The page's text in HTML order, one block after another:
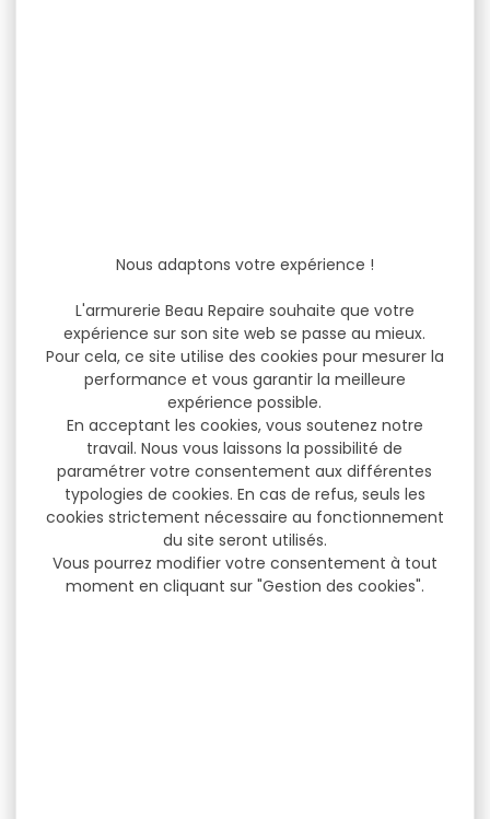
Nous adaptons votre expérience !
L'armurerie Beau Repaire souhaite que votre
expérience sur son site web se passe au mieux.
Pour cela, ce site utilise des cookies pour mesurer la
performance et vous garantir la meilleure
expérience possible.
En acceptant les cookies, vous soutenez notre
travail. Nous vous laissons la possibilité de
paramétrer votre consentement aux différentes
typologies de cookies. En cas de refus, seuls les
cookies strictement nécessaire au fonctionnement
du site seront utilisés.
Vous pourrez modifier votre consentement à tout
moment en cliquant sur "Gestion des cookies".